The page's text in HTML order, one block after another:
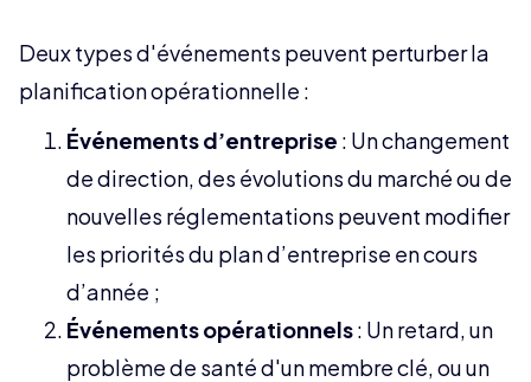
Deux types d'événements peuvent perturber la
planification opérationnelle :
Événements d’entreprise : Un changement
de direction, des évolutions du marché ou de
nouvelles réglementations peuvent modifier
les priorités du plan d’entreprise en cours
d’année ;
Événements opérationnels: Un retard, un
problème de santé d'un membre clé, ou un